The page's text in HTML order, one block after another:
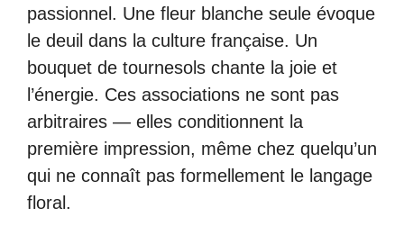
passionnel. Une fleur blanche seule évoque
le deuil dans la culture française. Un
bouquet de tournesols chante la joie et
l’énergie. Ces associations ne sont pas
arbitraires — elles conditionnent la
première impression, même chez quelqu’un
qui ne connaît pas formellement le langage
floral.